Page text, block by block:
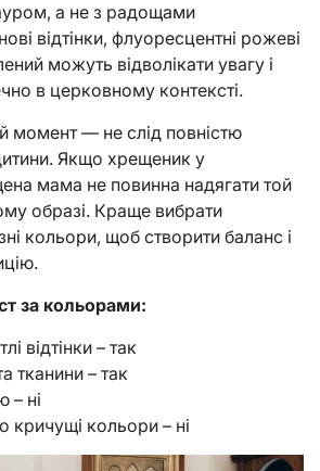
а не з радощами
відтінки, флуоресцентні рожеві
можуть відволікати увагу і
в церковному контексті.
момент — не слід повністю
Якщо хрещеник у
мама не повинна надягати той
образі. Краще вибрати
кольори, щоб створити баланс і
за кольорами:
відтінки – так
тканини – так
– ні
кричущі кольори – ні